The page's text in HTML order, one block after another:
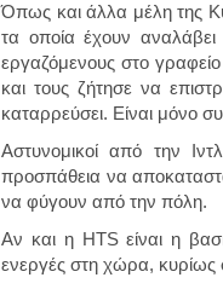
Όπως και άλλα μέλη της
τα οποία έχουν
εργαζόμενους στο
και τους ζήτησε να
καταρρεύσει. Είναι μόνο
Αστυνομικοί από την
προσπάθεια να
να φύγουν από την πόλη.
Αν και η HTS είναι η
ενεργές στη χώρα, κυρίως